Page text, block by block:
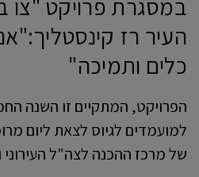
במסגרת פרויקט "צו
העיר רז
כלים ותמיכה"
הפרויקט, המתקיים זו השנה
למועמדים לגיוס לצאת ליום
של מרכז ההכנה לצה"ל העירוני